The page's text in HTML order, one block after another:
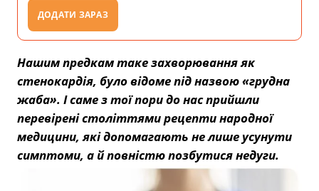
ДОДАТИ ЗАРАЗ
Нашим предкам таке захворювання як
стенокардія, було відоме під назвою «грудна
жаба». І саме з тої пори до нас прийшли
перевірені століттями рецепти народної
медицини, які допомагають не лише усунути
симптоми, а й повністю позбутися недуги.